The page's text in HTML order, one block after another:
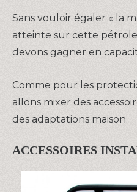
Sans vouloir égaler « la
atteinte sur cette
devons gagner en
Comme pour les
allons mixer des
des adaptations maison.
ACCESSOIRES